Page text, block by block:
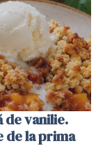
de vanilie.
de la prima